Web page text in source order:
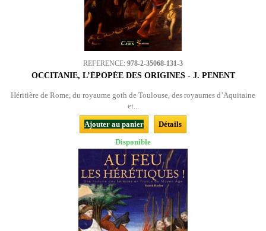
REFERENCE: 978-2-35068-131-3
OCCITANIE, L’ÉPOPÉE DES ORIGINES - J. PENENT
Héritière de Rome, du royaume goth de Toulouse, des royaumes d’Aquitaine
et...
Ajouter au panier
Détails
Disponible